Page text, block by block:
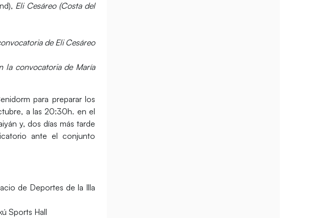
Eli Cesáreo (Costa del
de Eli Cesáreo
la convocatoria de María
para preparar los
a las 20:30h. en el
y, dos días más tarde
ante el conjunto
de Deportes de la Illa
Sports Hall